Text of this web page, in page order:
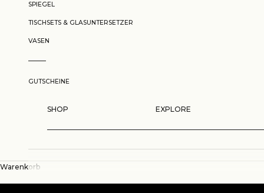
SPIEGEL
TISCHSETS & GLASUNTERSETZER
VASEN
GUTSCHEINE
SHOP EXPLORE
Warenkorb